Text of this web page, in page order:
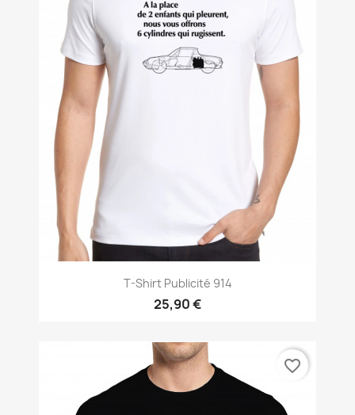
T-Shirt Publicité 914
25,90 €
favorite_border